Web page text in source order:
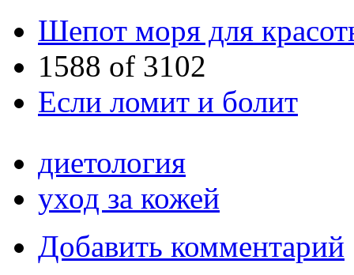
Шепот моря для
1588 of 3102
Если ломит и болит
диетология
уход за кожей
Добавить комментарий